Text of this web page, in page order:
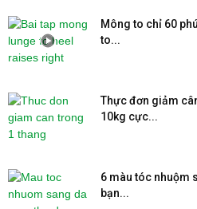
Mông to chỉ 60
to...
Thực đơn giảm
10kg cực...
6 màu tóc nhuộm
bạn...